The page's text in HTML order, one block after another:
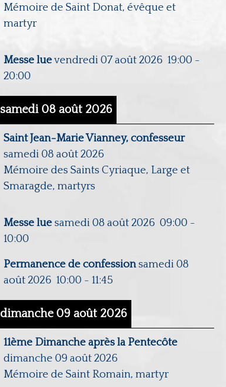
Mémoire de Saint Donat, évêque et
martyr
Messe luevendredi 07 août 2026 19:00 -
20:00
samedi 08 août 2026
Saint Jean-Marie Vianney, confesseur
samedi 08 août 2026
Mémoire des Saints Cyriaque, Large et
Smaragde, martyrs
Messe lue samedi 08 août 2026 09:00 -
10:00
Permanence de confession samedi 08
août 2026 10:00 - 11:45
dimanche 09 août 2026
11ème Dimanche après la Pentecôte
dimanche 09 août 2026
Mémoire de Saint Romain, martyr